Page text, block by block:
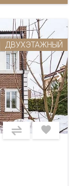
ДВУХЭТАЖНЫЙ